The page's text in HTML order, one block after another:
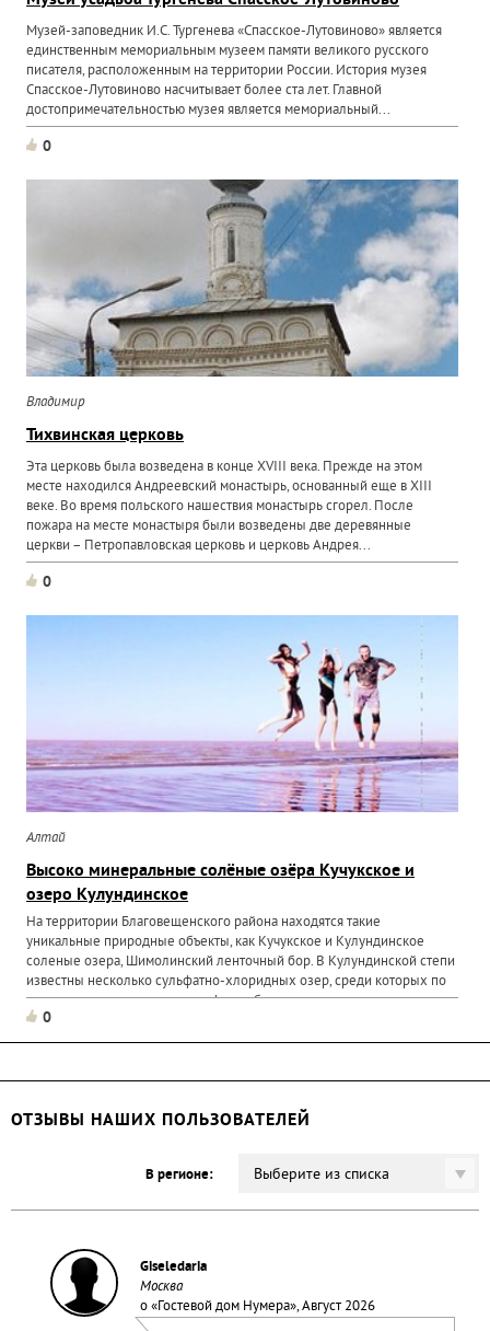
Музей-заповедник И.С. Тургенева «Спасское-Лутовиново» является
единственным мемориальным музеем памяти великого русского
писателя, расположенным на территории России. История музея
Спасское-Лутовиново насчитывает более ста лет. Главной
достопримечательностью музея является мемориальный...
0
Владимир
Тихвинская церковь
Эта церковь была возведена в конце XVIII века. Прежде на этом
месте находился Андреевский монастырь, основанный еще в XIII
веке. Во время польского нашествия монастырь сгорел. После
пожара на месте монастыря были возведены две деревянные
церкви – Петропавловская церковь и церковь Андрея...
0
Алтай
Высоко минеральные солёные озёра Кучукское и
озеро Кулундинское
На территории Благовещенского района находятся такие
уникальные природные объекты, как Кучукское и Кулундинское
соленые озера, Шимолинский ленточный бор. В Кулундинской степи
известны несколько сульфатно-хлоридных озер, среди которых по
промышленным запасам сульфата и богатому минеральному
составу...
0
ОТЗЫВЫ НАШИХ ПОЛЬЗОВАТЕЛЕЙ
В регионе: Выберите из списка
Giseledaria
Москва
о «Гостевой дом Нумера», Август 2026